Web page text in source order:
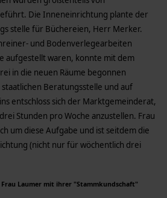
Die Inneneinrichtung plante der
stelle für Büchereien, Herr Merker.
und Bodenverlegearbeiten
aufgestellt waren, konnte mit dem
in die neuen Räume begonnen
Beratungsstelle und auf
entschloss sich der Marktgemeinderat,
Stunden pro Woche anzustellen. Frau
um diese Aufgabe und ist seitdem die
(nicht nur für wöchentlich drei
Laumer mit ihrer "Stammkundschaft"